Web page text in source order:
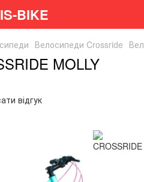
BIKE
Велосипеди Crossride
MOLLY
відгук